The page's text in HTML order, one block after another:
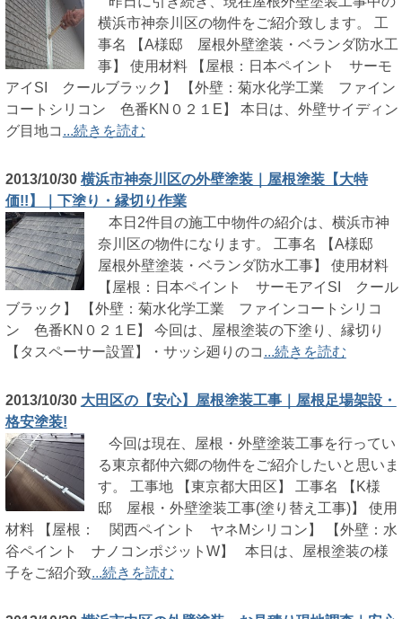
横浜市神奈川区の物件をご紹介致します。 工
事名 【A様邸 屋根外壁塗装・ベランダ防水工
事】 使用材料 【屋根：日本ペイント サーモ
アイSI クールブラック】 【外壁：菊水化学工業 ファイン
コートシリコン 色番KN０２１E】 本日は、外壁サイディン
グ目地コ ...続きを読む
2013/10/30 横浜市神奈川区の外壁塗装｜屋根塗装【大特
価!!】｜下塗り・縁切り作業
本日2件目の施工中物件の紹介は、横浜市神
奈川区の物件になります。 工事名 【A様邸
屋根外壁塗装・ベランダ防水工事】 使用材料
【屋根：日本ペイント サーモアイSI クール
ブラック】 【外壁：菊水化学工業 ファインコートシリコ
ン 色番KN０２１E】 今回は、屋根塗装の下塗り、縁切り
【タスペーサー設置】・サッシ廻りのコ ...続きを読む
2013/10/30 大田区の【安心】屋根塗装工事｜屋根足場架設・
格安塗装!
今回は現在、屋根・外壁塗装工事を行ってい
る東京都仲六郷の物件をご紹介したいと思いま
す。 工事地 【東京都大田区】 工事名 【K様
邸 屋根・外壁塗装工事(塗り替え工事)】 使用
材料 【屋根： 関西ペイント ヤネMシリコン】 【外壁：水
谷ペイント ナノコンポジットW】 本日は、屋根塗装の様
子をご紹介致...続きを読む